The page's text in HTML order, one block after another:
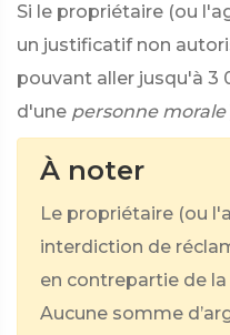
Si le propriétaire (ou
un justificatif non
pouvant aller jusqu'à 3
d'une personne morale
À noter
Le propriétaire (ou
interdiction de
en contrepartie de
Aucune somme